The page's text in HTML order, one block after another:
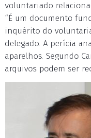
voluntariado
“É um documento
inquérito do
delegado. A perícia
aparelhos. Segundo
arquivos podem ser